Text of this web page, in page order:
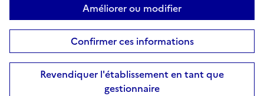
Améliorer ou modifier
Confirmer ces informations
Revendiquer l'établissement en tant que
gestionnaire